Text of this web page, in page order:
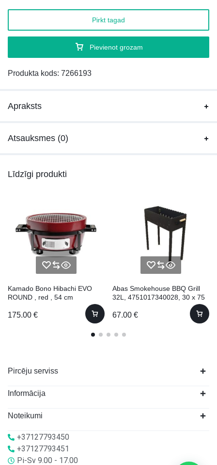
Pievienot grozam
Pirkt tagad
Produkta kods: 7266193
Apraksts
Atsauksmes (0)
Līdzīgi produkti
Kamado Bono Hibachi EVO
ROUND , red , 54 cm
175.00 €
Abas Smokehouse BBQ Grill
32L, 4751017340028, 30 x 75
67.00 €
Pircēju serviss
Informācija
Noteikumi
+37127793450
+37127793451
Pi-Sv 9.00 - 17.00